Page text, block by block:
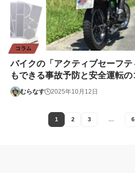
コラム
バイクの「アクティブセーフ
もできる事故予防と安全運転の
むらなす 2025年10月12日
1 2 3 … 6